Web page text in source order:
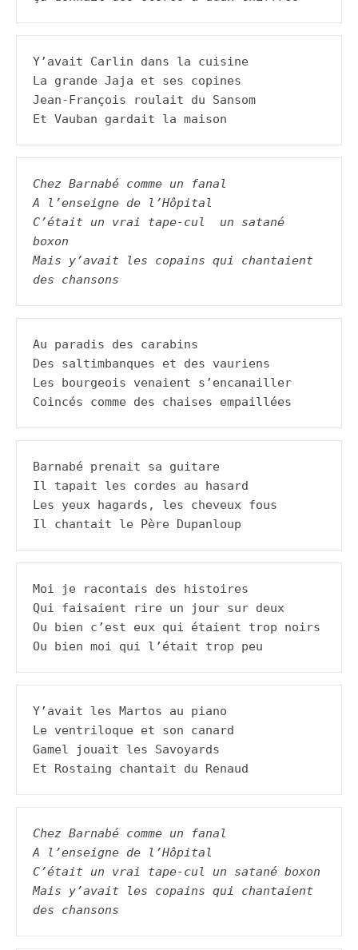
Y’avait Carlin dans la cuisine
La grande Jaja et ses copines
Jean-François roulait du Sansom
Et Vauban gardait la maison
Chez Barnabé comme un fanal
A l’enseigne de l’Hôpital
C’était un vrai tape-cul  un satané
boxon
Mais y’avait les copains qui chantaient
des chansons
Au paradis des carabins
Des saltimbanques et des vauriens
Les bourgeois venaient s’encanailler
Coincés comme des chaises empaillées
Barnabé prenait sa guitare
Il tapait les cordes au hasard
Les yeux hagards, les cheveux fous
Il chantait le Père Dupanloup
Moi je racontais des histoires
Qui faisaient rire un jour sur deux
Ou bien c’est eux qui étaient trop noirs
Ou bien moi qui l’était trop peu
Y’avait les Martos au piano
Le ventriloque et son canard
Gamel jouait les Savoyards
Et Rostaing chantait du Renaud
Chez Barnabé comme un fanal
A l’enseigne de l’Hôpital
C’était un vrai tape-cul un satané boxon
Mais y’avait les copains qui chantaient
des chansons